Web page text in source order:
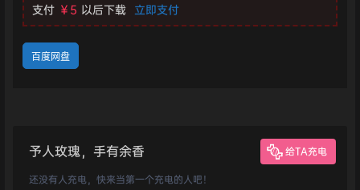
支付 ￥5 以后下载 立即支付
百度网盘
予人玫瑰，手有余香 给TA充电
还没有人充电，快来当第一个充电的人吧！